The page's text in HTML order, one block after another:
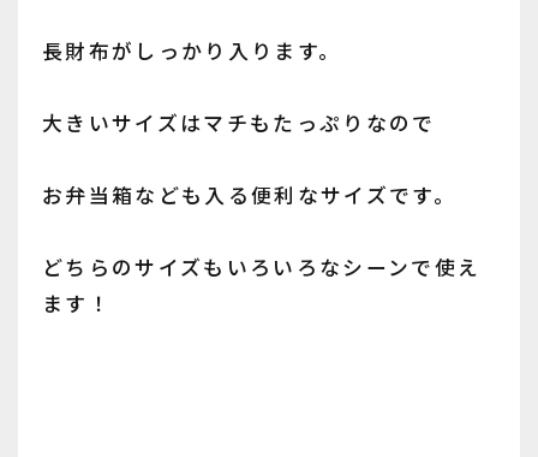
長財布がしっかり入ります。
大きいサイズはマチもたっぷりなので
お弁当箱なども入る便利なサイズです。
どちらのサイズもいろいろなシーンで使え
ます！